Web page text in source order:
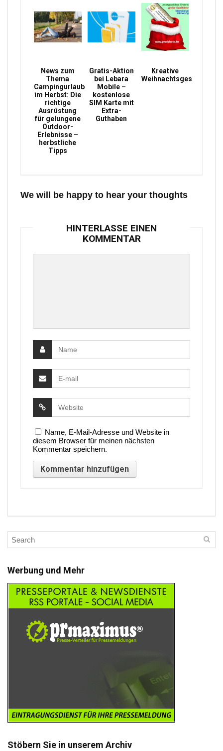
News zum
Thema
Campingurlaub
im Herbst: Die
richtige
Ausrüstung
für gelungene
Outdoor-
Erlebnisse –
herbstliche
Tipps
Gratis-Aktion
bei Lebara
Mobile –
kostenlose
SIM Karte mit
Extra-
Guthaben
Kreative
Weihnachtsgeschenke
We will be happy to hear your thoughts
HINTERLASSE EINEN
KOMMENTAR
Name, E-Mail-Adresse und Website in
diesem Browser für meinen nächsten
Kommentar speichern.
Werbung und Mehr
Stöbern Sie in unserem Archiv